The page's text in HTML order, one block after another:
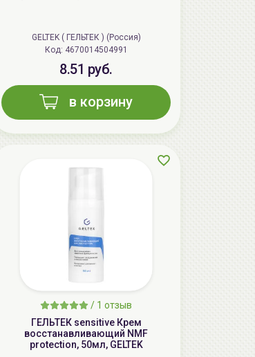
GELTEK ( ГЕЛЬТЕК ) (Россия)
Код: 4670014504991
8.51 руб.
в корзину
/ 1 отзыв
ГЕЛЬТЕК sensitive Крем
восстанавливающий NMF
protection, 50мл, GELTEK